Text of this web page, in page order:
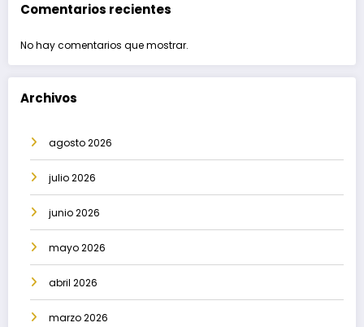
Comentarios recientes
No hay comentarios que mostrar.
Archivos
agosto 2026
julio 2026
junio 2026
mayo 2026
abril 2026
marzo 2026